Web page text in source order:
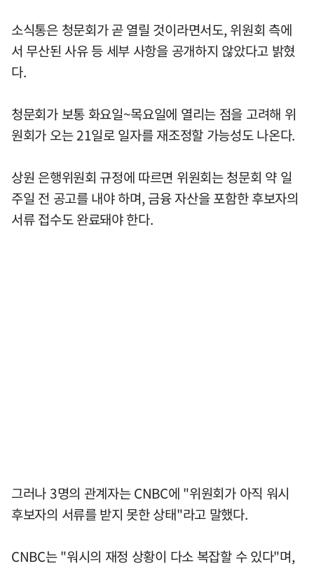
소식통은 청문회가 곧 열릴 것이라면서도, 위원회 측에
서 무산된 사유 등 세부 사항을 공개하지 않았다고 밝혔
다.
청문회가 보통 화요일~목요일에 열리는 점을 고려해 위
원회가 오는 21일로 일자를 재조정할 가능성도 나온다.
상원 은행위원회 규정에 따르면 위원회는 청문회 약 일
주일 전 공고를 내야 하며, 금융 자산을 포함한 후보자의
서류 접수도 완료돼야 한다.
그러나 3명의 관계자는 CNBC에 "위원회가 아직 워시
후보자의 서류를 받지 못한 상태"라고 말했다.
CNBC는 "워시의 재정 상황이 다소 복잡할 수 있다"며,